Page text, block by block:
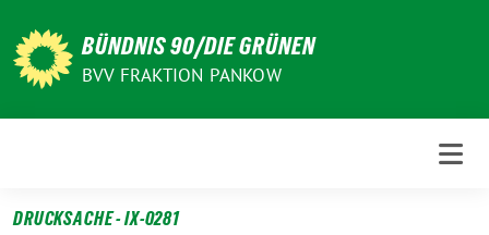
zum
Inhalt
BÜNDNIS 90/DIE GRÜNEN
BVV FRAKTION PANKOW
DRUCKSACHE - IX-0281